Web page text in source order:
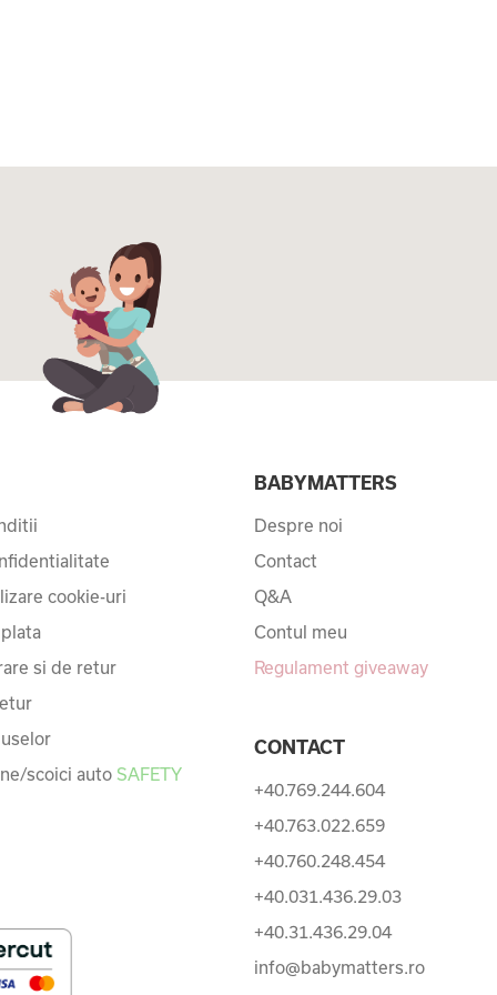
cookie-uri
si de retur
scoici auto SAFETY
BABYMATTERS
Despre noi
Contact
Q&A
Contul meu
Regulament giveaway
CONTACT
+40.769.244.604
+40.763.022.659
+40.760.248.454
+40.031.436.29.03
+40.31.436.29.04
info@babymatters.ro